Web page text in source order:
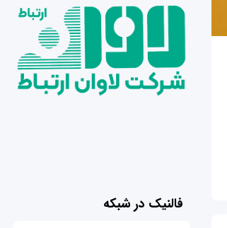
فالنیک در شبکه